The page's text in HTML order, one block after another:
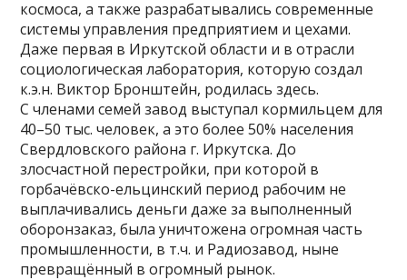
космоса, а также разрабатывались современные
системы управления предприятием и цехами.
Даже первая в Иркутской области и в отрасли
социологическая лаборатория, которую создал
к.э.н. Виктор Бронштейн, родилась здесь.
С членами семей завод выступал кормильцем для
40–50 тыс. человек, а это более 50% населения
Свердловского района г. Иркутска. До
злосчастной перестройки, при которой в
горбачёвско-ельцинский период рабочим не
выплачивались деньги даже за выполненный
оборонзаказ, была уничтожена огромная часть
промышленности, в т.ч. и Радиозавод, ныне
превращённый в огромный рынок.